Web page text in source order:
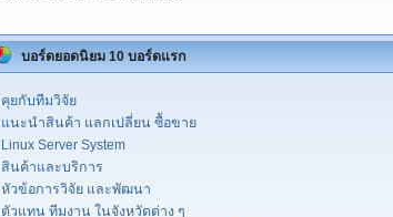
บอร์ดยอดนิยม 10 บอร์ดแรก
คุยกับทีมวิจัย
แนะนำสินค้า แลกเปลี่ยน ซื้อขาย
Linux Server System
สินค้าและบริการ
หัวข้อการวิจัย และพัฒนา
ตัวแทน ทีมงาน ในจังหวัดต่าง ๆ